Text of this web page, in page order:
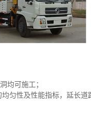
均可施工；
匀性及性能指标，延长道